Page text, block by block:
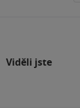
Viděli jste